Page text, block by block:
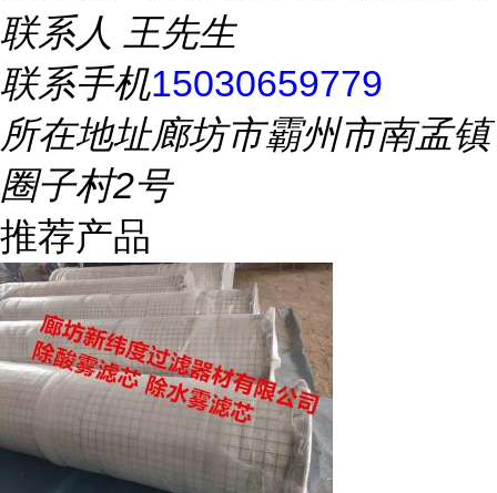
联系人 王先生
联系手机15030659779
所在地址廊坊市霸州市南孟镇
圈子村2号
推荐产品